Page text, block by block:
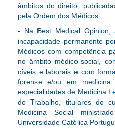
âmbitos do direito,
pela Ordem dos Médicos.
- Na Best Medical
incapacidade permanente
Médicos com competência
no âmbito médico-social,
cíveis e laborais e com
forense e/ou em medicina
especialidades de Medicina
do Trabalho, titulares do
Medicina Social
Universidade Católica